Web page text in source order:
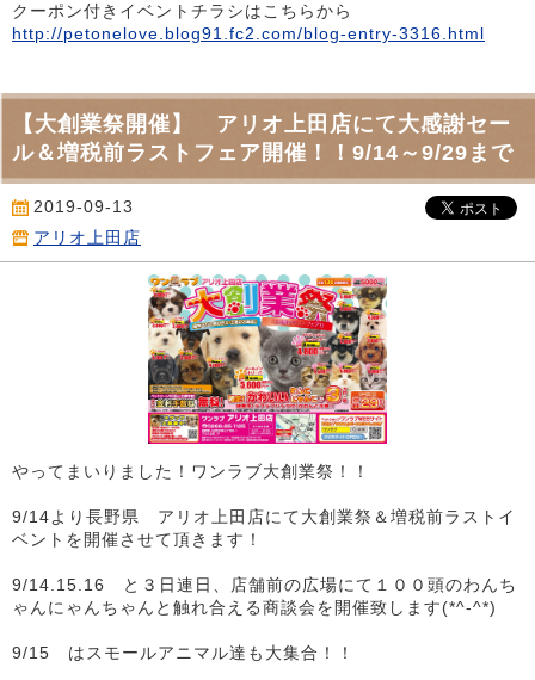
クーポン付きイベントチラシはこちらから
http://petonelove.blog91.fc2.com/blog-entry-3316.html
【大創業祭開催】 アリオ上田店にて大感謝セー
ル＆増税前ラストフェア開催！！9/14～9/29まで
2019-09-13
アリオ上田店
やってまいりました！ワンラブ大創業祭！！
9/14より長野県 アリオ上田店にて大創業祭＆増税前ラストイ
ベントを開催させて頂きます！
9/14.15.16 と３日連日、店舗前の広場にて１００頭のわんち
ゃんにゃんちゃんと触れ合える商談会を開催致します(*^-^*)
9/15 はスモールアニマル達も大集合！！